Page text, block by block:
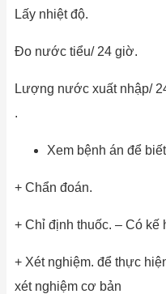
Lấy nhiệt độ.
Đo nước tiểu/ 24 giờ.
Lượng nước xuất nhập/
.
Xem bệnh án để
+ Chẩn đoán.
+ Chỉ định thuốc. – Có kế
+ Xét nghiệm. để thực
xét nghiệm cơ bản